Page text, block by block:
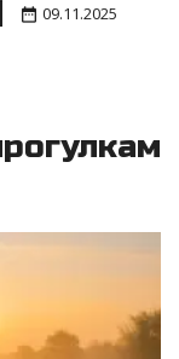
09.11.2025